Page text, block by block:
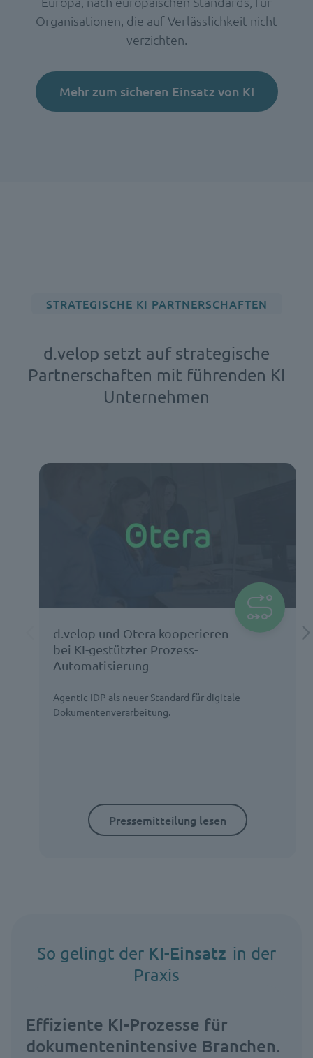
Organisationen, die auf Verlässlichkeit nicht
verzichten.
Mehr zum sicheren Einsatz von KI
STRATEGISCHE KI PARTNERSCHAFTEN
d.velop setzt auf strategische
Partnerschaften mit führenden KI
Unternehmen
d.velop und Otera kooperieren
bei KI-gestützter Prozess-
Automatisierung
Agentic IDP als neuer Standard für digitale
Dokumentenverarbeitung.
Pressemitteilung lesen
So gelingt der KI-Einsatz in der
Praxis
Effiziente KI-Prozesse für
dokumentenintensive Branchen.